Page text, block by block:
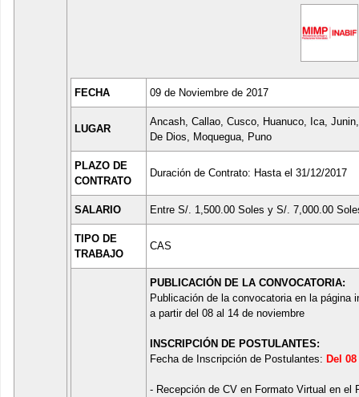
FECHA 09 de Noviembre de 2017
LUGAR
Ancash, Callao, Cusco, Huanuco, Ica,
De Dios, Moquegua, Puno
PLAZO DE
CONTRATO
Duración de Contrato: Hasta el 31/12/2017
SALARIO Entre S/. 1,500.00 Soles y S/. 7,000.00
TIPO DE
TRABAJO
CAS
PUBLICACIÓN DE LA CONVOCATORIA:
Publicación de la convocatoria en la
a partir del 08 al 14 de noviembre
INSCRIPCIÓN DE POSTULANTES:
Fecha de Inscripción de Postulantes: Del
- Recepción de CV en Formato Virtual en el